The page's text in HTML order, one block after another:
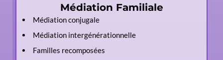
Médiation Familiale
Médiation conjugale
Médiation intergénérationnelle
Familles recomposées